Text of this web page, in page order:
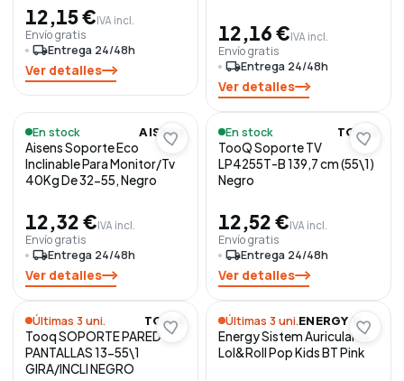
TooQ
UNYKAch
12,15 €IVA incl.
Envío gratis
local_shippingEntrega 24/48h
Ver detalles
12,16 €IVA incl.
Envío gratis
local_shippingEntrega 24/48h
Ver detalles
En stock AISENS
Aisens Soporte Eco
Inclinable Para Monitor/Tv
40Kg De 32-55, Negro
12,32 €IVA incl.
Envío gratis
local_shippingEntrega 24/48h
Ver detalles
En stock TOOQ
TooQ Soporte TV
LP4255T-B 139,7 cm (55\1)
Negro
12,52 €IVA incl.
Envío gratis
local_shippingEntrega 24/48h
Ver detalles
Últimas 3 uni. TOOQ
Tooq SOPORTE PARED
PANTALLAS 13-55\1
GIRA/INCLI NEGRO
Últimas 3 uni. ENERGY SISTEM
Energy Sistem Auriculares
Lol&Roll Pop Kids BT Pink